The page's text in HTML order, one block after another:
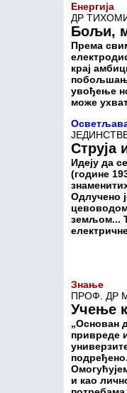
Енергија
ДР
Бољи,
Према
крај
увођење
може
Струја
Идеју да
(године
Одлучено
земљом...
Знање
ПРОФ. ДР
Учење
„Основан
привреде
и као